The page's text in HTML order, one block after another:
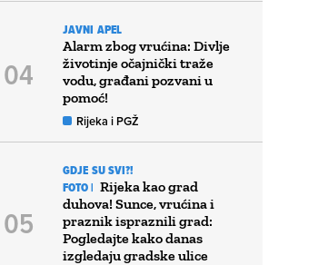
JAVNI APEL
Alarm zbog vrućina: Divlje
životinje očajnički traže
vodu, građani pozvani u
pomoć!
Rijeka i PGŽ
GDJE SU SVI?!
FOTO | Rijeka kao grad
duhova! Sunce, vrućina i
praznik ispraznili grad:
Pogledajte kako danas
izgledaju gradske ulice